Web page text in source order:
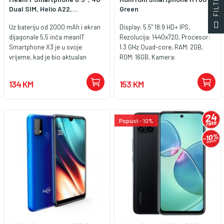
Dual SIM, Helio A22,...
Uz bateriju od 2000 mAh i ekran
dijagonale 5,5 inča meanIT
Smartphone X3 je u svoje
vrijeme, kad je bio aktualan
telefon. U pakiranju ste dobili i
zaštitnu silikonsku masku.
te je kapacitet baterije povećan
na 2800 mAh, a i ekran je pratio
trendove, uz 6,26 inča i drop urez
za prednju kameru. Najnoviji
model meanIT Smartphone X5
ljestvicu podiže još više, uz
dodatak novih značajki, a u
pakiranju također uključuje gratis
prozirnu silikonsku zaštitnu
masku. Dobit ćete i kompletan
134 KM
Green
Display: 5.5" 18:9 HD+ IPS,
Rezolucija: 1440x720, Procesor:
1.3 GHz Quad-core, RAM: 2GB,
ROM: 16GB, Kamera:
NFC, Wireless charging, IP68 Dust
and waterproof, OS: Android 10.0,
AGPS, Bluetooth 4.0, FM radio,
Fast charge 15W, Garancija 1
godina.
153 KM
Popust - 10%